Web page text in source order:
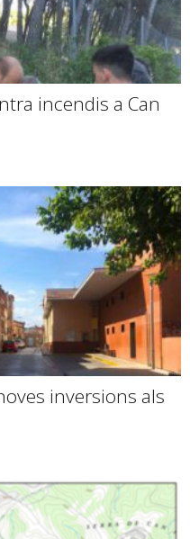
incendis a Can
inversions als